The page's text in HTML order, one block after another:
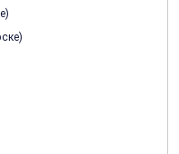
)
)